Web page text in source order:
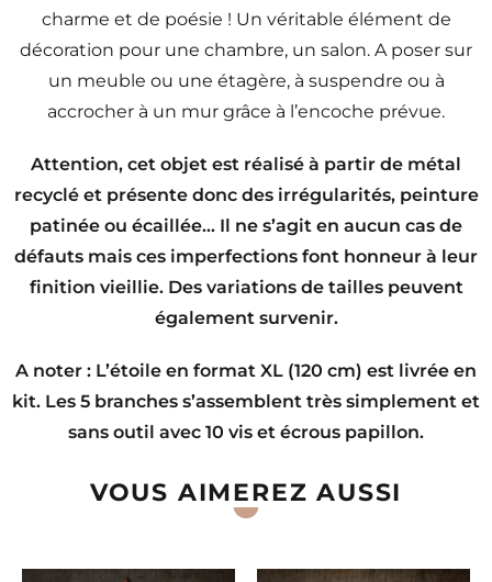
charme et de poésie ! Un véritable élément de
décoration pour une chambre, un salon. A poser sur
un meuble ou une étagère, à suspendre ou à
accrocher à un mur grâce à l’encoche prévue.
Attention, cet objet est réalisé à partir de métal
recyclé et présente donc des irrégularités, peinture
patinée ou écaillée… Il ne s’agit en aucun cas de
défauts mais ces imperfections font honneur à leur
finition vieillie. Des variations de tailles peuvent
également survenir.
A noter : L’étoile en format XL (120 cm) est livrée en
kit. Les 5 branches s’assemblent très simplement et
sans outil avec 10 vis et écrous papillon.
VOUS AIMEREZ AUSSI